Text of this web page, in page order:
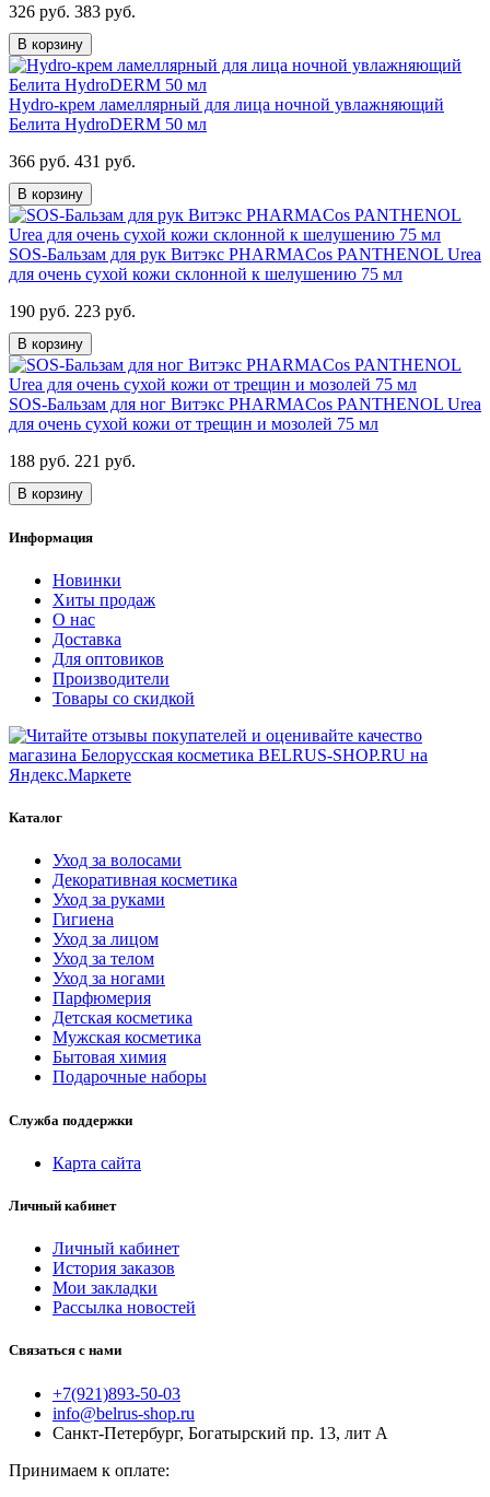
326 руб. 383 руб.
В корзину
Hydro-крем ламеллярный для лица ночной увлажняющий
Белита HydroDERM 50 мл
366 руб. 431 руб.
В корзину
SOS-Бальзам для рук Витэкс PHARMACos PANTHENOL Urea
для очень сухой кожи склонной к шелушению 75 мл
190 руб. 223 руб.
В корзину
SOS-Бальзам для ног Витэкс PHARMACos PANTHENOL Urea
для очень сухой кожи от трещин и мозолей 75 мл
188 руб. 221 руб.
В корзину
Информация
Новинки
Хиты продаж
О нас
Доставка
Для оптовиков
Производители
Товары со скидкой
Каталог
Уход за волосами
Декоративная косметика
Уход за руками
Гигиена
Уход за лицом
Уход за телом
Уход за ногами
Парфюмерия
Детская косметика
Мужская косметика
Бытовая химия
Подарочные наборы
Служба поддержки
Карта сайта
Личный кабинет
Личный кабинет
История заказов
Мои закладки
Рассылка новостей
Связаться с нами
+7(921)893-50-03
info@belrus-shop.ru
Санкт-Петербург, Богатырский пр. 13, лит А
Принимаем к оплате: